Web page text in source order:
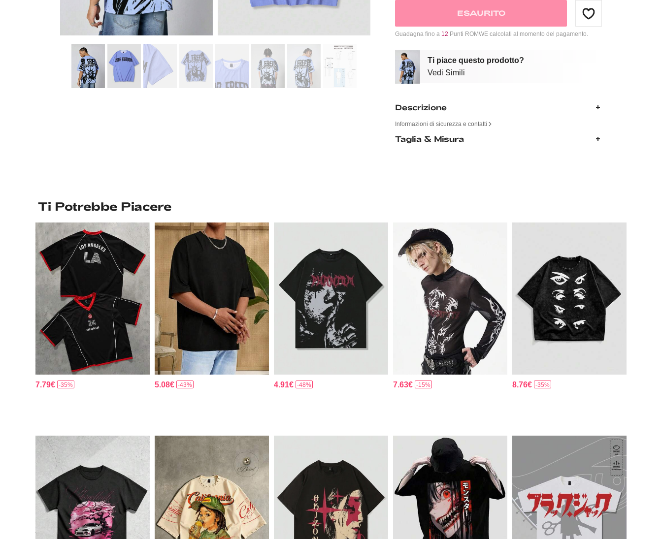
ESAURITO
Guadagna fino a 12 Punti ROMWE calcolati al momento del pagamento.
Ti piace questo prodotto?
Vedi Simili
Descrizione
Informazioni di sicurezza e contatti
Taglia & Misura
Ti Potrebbe Piacere
7.79€ -35% 5.08€ -43% 4.91€ -48% 7.63€ -15% 8.76€ -35%